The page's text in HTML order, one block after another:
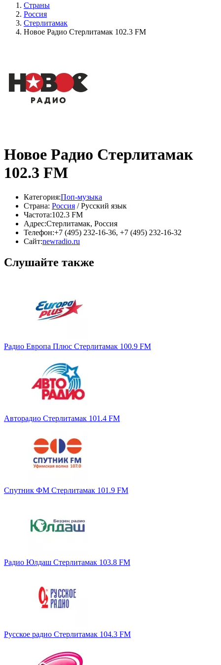
Страны
Россия
Стерлитамак
Новое Радио Стерлитамак 102.3 FM
Новое Радио Стерлитамак
102.3 FM
Категория:Поп-музыка
Страна: Россия / Русский язык
Частота:102.3 FM
Адрес:Стерлитамак, Россия
Телефон:+7 (495) 232-16-36, +7 (495) 232-16-32
Сайт:newradio.ru
Слушайте также
Радио Европа Плюс Стерлитамак 100.9 FM
Авторадио Стерлитамак 101.4 FM
Спутник ФМ Стерлитамак 101.9 FM
Радио Юлдаш Стерлитамак 103.8 FM
Русское радио Стерлитамак 104.3 FM